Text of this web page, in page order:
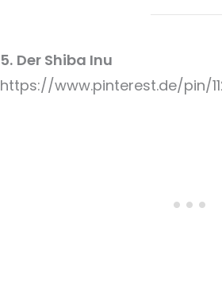
5. Der Shiba Inu
https://www.pinterest.de/pin/